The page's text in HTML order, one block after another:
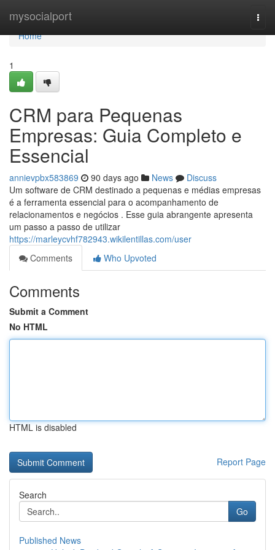
mysocialport
Home
Home
1
CRM para Pequenas
Empresas: Guia Completo e
Essencial
annievpbx583869 90 days ago News
Discuss
Um software de CRM destinado a pequenas e médias empresas
é a ferramenta essencial para o acompanhamento de
relacionamentos e negócios . Esse guia abrangente apresenta
um passo a passo de utilizar
https://marleycvhf782943.wikilentillas.com/user
Comments
Who Upvoted
Comments
Submit a Comment
No HTML
HTML is disabled
Report Page
Search
Go
Published News